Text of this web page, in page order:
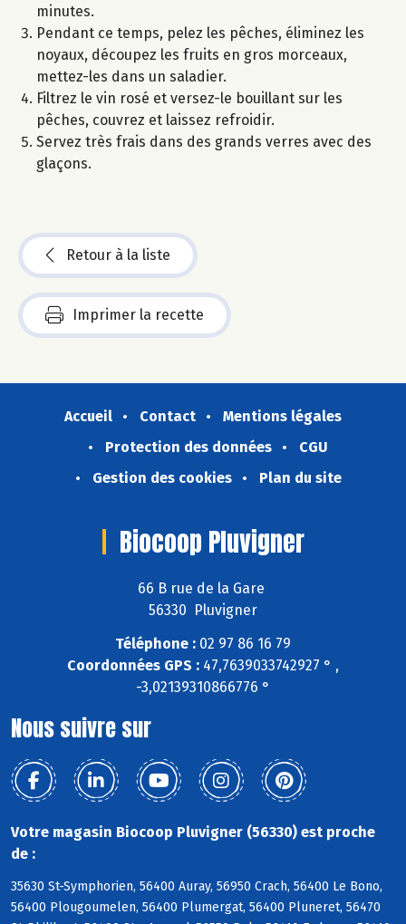
minutes.
Pendant ce temps, pelez les pêches, éliminez les
noyaux, découpez les fruits en gros morceaux,
mettez-les dans un saladier.
Filtrez le vin rosé et versez-le bouillant sur les
pêches, couvrez et laissez refroidir.
Servez très frais dans des grands verres avec des
glaçons.
Retour à la liste
Imprimer la recette
Accueil Contact
Mentions légales
Protection des données
CGU
Gestion des cookies
Plan du site
Biocoop Pluvigner
66 B rue de la Gare
56330 Pluvigner
Téléphone : 02 97 86 16 79
Coordonnées GPS : 47,7639033742927 ° ,
-3,02139310866776 °
Nous suivre sur
Votre magasin Biocoop Pluvigner (56330) est proche
de :
35630 St-Symphorien, 56400 Auray, 56950 Crach, 56400 Le Bono,
56400 Plougoumelen, 56400 Plumergat, 56400 Pluneret, 56470